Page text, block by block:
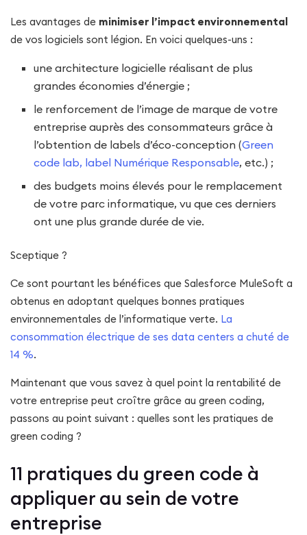
Les avantages de minimiser l’impact environnemental
de vos logiciels sont légion. En voici quelques-uns :
une architecture logicielle réalisant de plus
grandes économies d’énergie ;
le renforcement de l’image de marque de votre
entreprise auprès des consommateurs grâce à
l’obtention de labels d’éco-conception (Green
code lab, label Numérique Responsable, etc.) ;
des budgets moins élevés pour le remplacement
de votre parc informatique, vu que ces derniers
ont une plus grande durée de vie.
Sceptique ?
Ce sont pourtant les bénéfices que Salesforce MuleSoft a
obtenus en adoptant quelques bonnes pratiques
environnementales de l’informatique verte. La
consommation électrique de ses data centers a chuté de
14 %.
Maintenant que vous savez à quel point la rentabilité de
votre entreprise peut croître grâce au green coding,
passons au point suivant : quelles sont les pratiques de
green coding ?
11 pratiques du green code à
appliquer au sein de votre
entreprise